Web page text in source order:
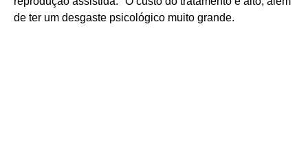
de ter um desgaste psicológico muito grande.